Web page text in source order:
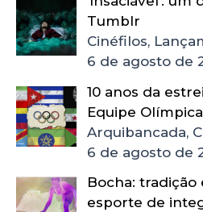
Tumblr
Cinéfilos,
6 de agosto de
10 anos da
Equipe
Arquibancada,
6 de agosto de
Bocha: tradição
esporte de